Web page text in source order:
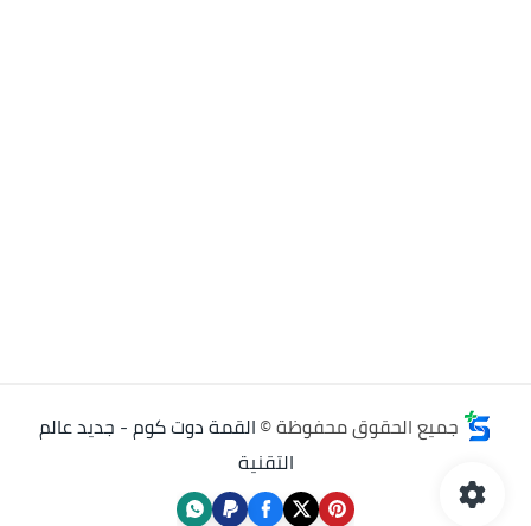
جميع الحقوق محفوظة ©القمة دوت كوم - جديد عالم
التقنية